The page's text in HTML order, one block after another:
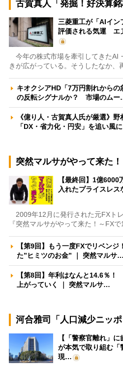
古賀真人「発掘！好決算銘
三菱重工が「AIイン
評価される気運 エ
今年の株式市場を牽引してきたAI
きが広がっている。そうしたなか、
キオクシアHD「7万円割れから
の反転シグナルか？ 市場のム
《億り人・古賀真人氏が厳選》
「DX・省力化・円安」を追い風
突然マルサがやって来た！
【最終回】1億
入れたプライスレ
2009年12月に発行された元FXト
『突然マルサがやって来た！～FX
【第9回】もう一度FXでリベン
た”ヒミツのお金” ｜ 突然マルサ…
【第8回】年利はなんと14.6％
上がっていく ｜ 突然マルサ…
河合雅司「人口減少ニッポ
【「警察官離れ」
が本気で取り組む
現…